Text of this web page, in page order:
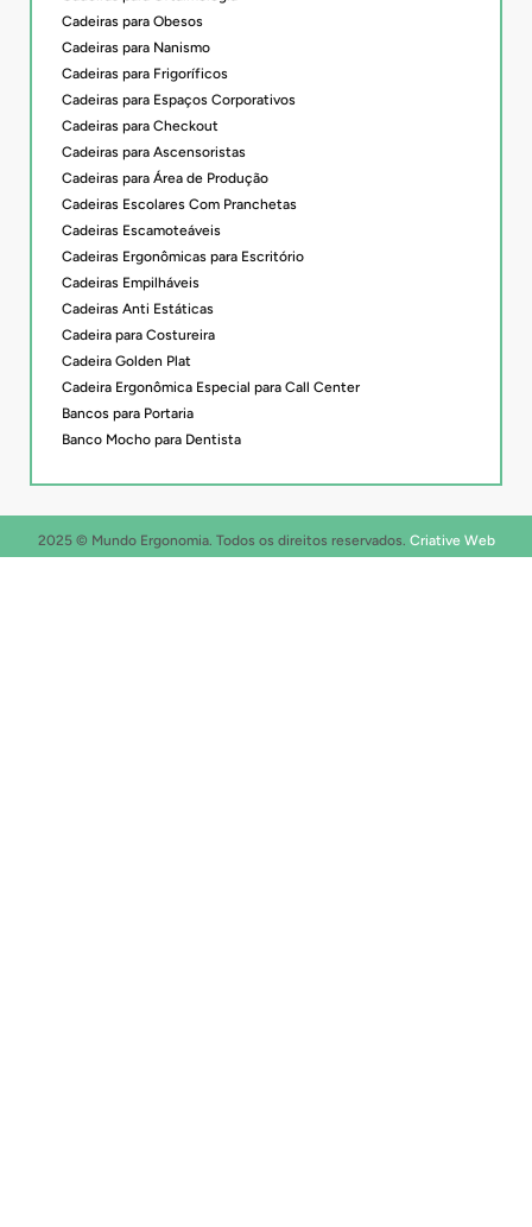
Cadeiras para Obesos
Cadeiras para Nanismo
Cadeiras para Frigoríficos
Cadeiras para Espaços Corporativos
Cadeiras para Checkout
Cadeiras para Ascensoristas
Cadeiras para Área de Produção
Cadeiras Escolares Com Pranchetas
Cadeiras Escamoteáveis
Cadeiras Ergonômicas para Escritório
Cadeiras Empilháveis
Cadeiras Anti Estáticas
Cadeira para Costureira
Cadeira Golden Plat
Cadeira Ergonômica Especial para Call Center
Bancos para Portaria
Banco Mocho para Dentista
2025 © Mundo Ergonomia. Todos os direitos reservados. Criative Web